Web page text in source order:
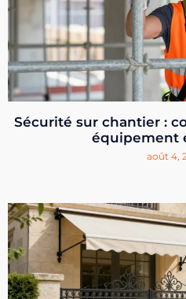
Sécurité sur chantier :
équipement
août 4,